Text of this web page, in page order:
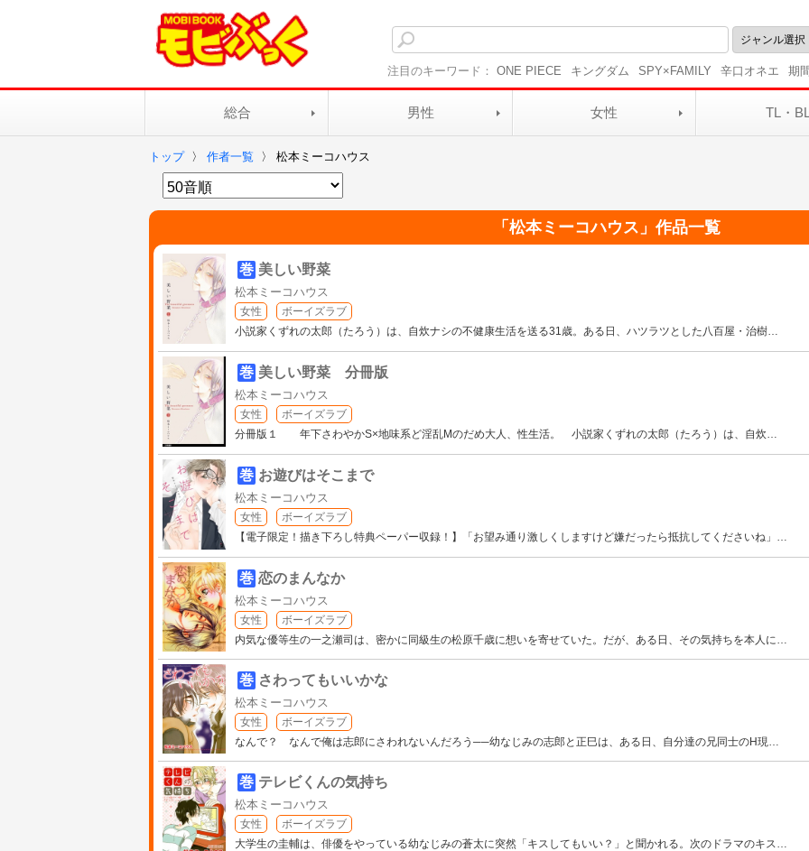
注目のキーワード： ONE PIECE キングダム SPY×FAMILY 辛口オネエ 期
総合 男性 女性 TL・
トップ 〉 作者一覧 〉 松本ミーコハウス
「 松本ミーコハウス 」作品一覧
巻 美しい野菜
松本ミーコハウス
女性
ボーイズラブ
小説家くずれの太郎（たろう）は、自炊ナシの不健康生活を送る31歳。ある日、ハツラツとした八百屋・治樹…
巻 美しい野菜 分冊版
松本ミーコハウス
女性
ボーイズラブ
分冊版１ 年下さわやかS×地味系ど淫乱Mのだめ大人、性生活。 小説家くずれの太郎（たろう）は、自炊…
巻 お遊びはそこまで
松本ミーコハウス
女性
ボーイズラブ
【電子限定！描き下ろし特典ペーパー収録！】「お望み通り激しくしますけど嫌だったら抵抗してくださいね」 …
巻 恋のまんなか
松本ミーコハウス
女性
ボーイズラブ
内気な優等生の一之瀬司は、密かに同級生の松原千歳に想いを寄せていた。だが、ある日、その気持ちを本人に…
巻 さわってもいいかな
松本ミーコハウス
女性
ボーイズラブ
なんで？ なんで俺は志郎にさわれないんだろう──幼なじみの志郎と正巳は、ある日、自分達の兄同士のH現…
巻 テレビくんの気持ち
松本ミーコハウス
女性
ボーイズラブ
大学生の圭輔は、俳優をやっている幼なじみの蒼太に突然「キスしてもいい？」と聞かれる。次のドラマのキス…